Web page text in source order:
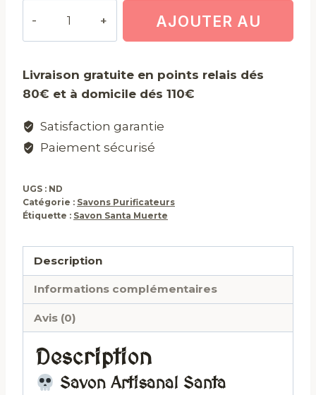
AJOUTER AU
Livraison gratuite en points relais dés
80€ et à domicile dés 110€
Satisfaction garantie
Paiement sécurisé
UGS : ND
Catégorie : Savons Purificateurs
Étiquette : Savon Santa Muerte
Description
Informations complémentaires
Avis (0)
Description
Savon Artisanal Santa